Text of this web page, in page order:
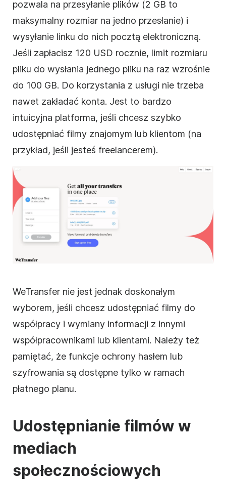
pozwala na przesyłanie plików (2 GB to
maksymalny rozmiar na jedno przesłanie) i
wysyłanie linku do nich pocztą elektroniczną.
Jeśli zapłacisz 120 USD rocznie, limit rozmiaru
pliku do wysłania jednego pliku na raz wzrośnie
do 100 GB. Do korzystania z usługi nie trzeba
nawet zakładać konta. Jest to bardzo
intuicyjna platforma, jeśli chcesz szybko
udostępniać filmy znajomym lub klientom (na
przykład, jeśli jesteś freelancerem).
WeTransfer nie jest jednak doskonałym
wyborem, jeśli chcesz udostępniać filmy do
współpracy i wymiany informacji z innymi
współpracownikami lub klientami. Należy też
pamiętać, że funkcje ochrony hasłem lub
szyfrowania są dostępne tylko w ramach
płatnego planu.
Udostępnianie filmów w
mediach
społecznościowych